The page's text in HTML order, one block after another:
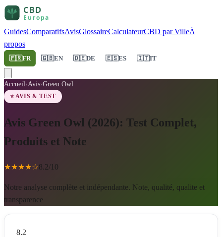
GuidesComparatifsAvisGlossaireCalculateurCBD par VilleÀ
propos
🇫🇷FR 🇬🇧EN 🇩🇪DE 🇪🇸ES 🇮🇹IT
Accueil›Avis›Green Owl
⭐ AVIS & TEST
Avis Green Owl (2026): Test Complet,
Produits et Note
★★★★☆8.2/10
Notre analyse complète et indépendante. Note, qualité, qualite et
transparence
8.2